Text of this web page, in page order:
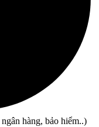
hàng, bảo hiểm..)